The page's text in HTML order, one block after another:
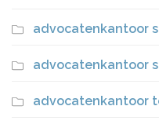
advocatenkantoor
advocatenkantoor
advocatenkantoor